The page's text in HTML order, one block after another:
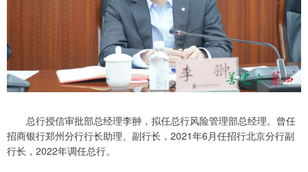
总行授信审批部总经理李翀，拟任总行风险管理部总经理。曾任
招商银行郑州分行行长助理、副行长，2021年6月任招行北京分行副
行长，2022年调任总行。